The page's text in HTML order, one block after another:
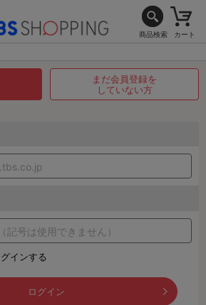
商品検索 カート
まだ会員登録を
していない方
インする
ログイン